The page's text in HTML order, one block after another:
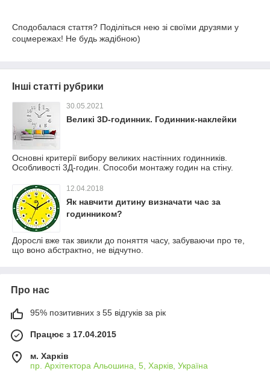
Сподобалася стаття? Поділіться нею зі своїми друзями у
соцмережах! Не будь жадібною)
Інші статті рубрики
30.05.2021
Великі 3D-годинник. Годинник-наклейки
Основні критерії вибору великих настінних годинників.
Особливості 3Д-годин. Способи монтажу годин на стіну.
12.04.2018
Як навчити дитину визначати час за
годинником?
Дорослі вже так звикли до поняття часу, забуваючи про те,
що воно абстрактно, не відчутно.
Про нас
95% позитивних з 55 відгуків за рік
Працює з 17.04.2015
м. Харків
пр. Архітектора Альошина, 5, Харків, Україна